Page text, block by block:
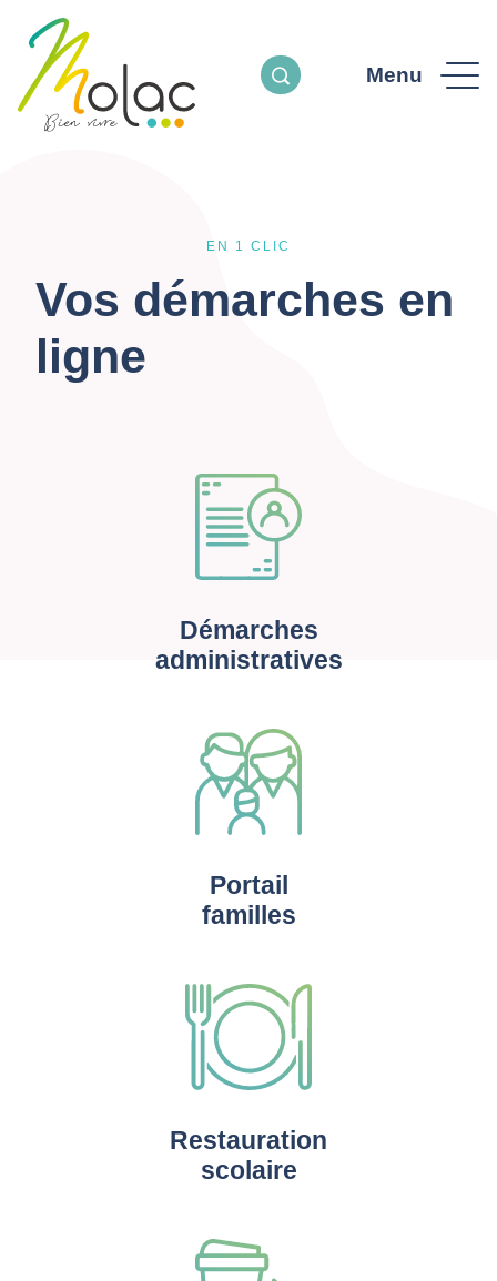
Menu
EN 1 CLIC
Vos démarches en
ligne
Démarches
administratives
Portail
familles
Restauration
scolaire